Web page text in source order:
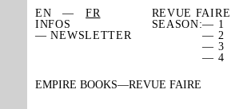
EN
FR
INFOS
— NEWSLETTER
REVUE FAIRE
SEASON:— 1
— 2
— 3
— 4
EMPIRE BOOKS
REVUE FAIRE